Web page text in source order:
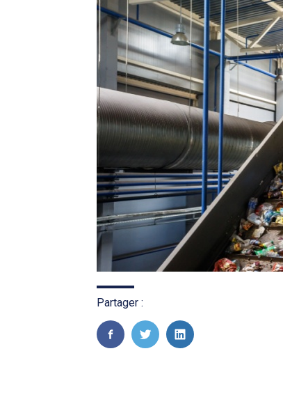
Partager :
FaceBook
TwitterLinkedIn